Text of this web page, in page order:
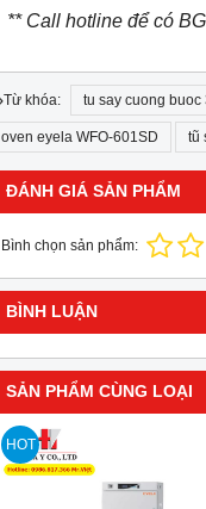
** Call hotline để có
Từ khóa: tu say cuong buoc
oven eyela WFO-601SD tũ
ĐÁNH GIÁ SẢN PHẨM
Bình chọn sản phẩm:
BÌNH LUẬN
SẢN PHẨM CÙNG LOẠI
HOT